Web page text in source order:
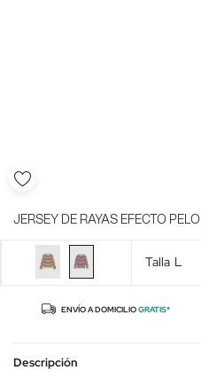
JERSEY DE RAYAS EFECTO PELO
Talla L
ENVÍO A DOMICILIOGRATIS*
Descripción